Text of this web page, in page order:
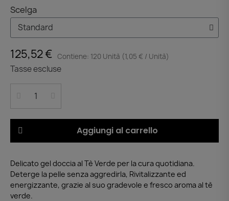
Scelga
125,52 € Contiene: 120 Unità (1,05 € / Unità)
Tasse escluse
Aggiungi al carrello
Delicato gel doccia al Tè Verde per la cura quotidiana.
Deterge la pelle senza aggredirla, Rivitalizzante ed
energizzante, grazie al suo gradevole e fresco aroma al tè
verde.